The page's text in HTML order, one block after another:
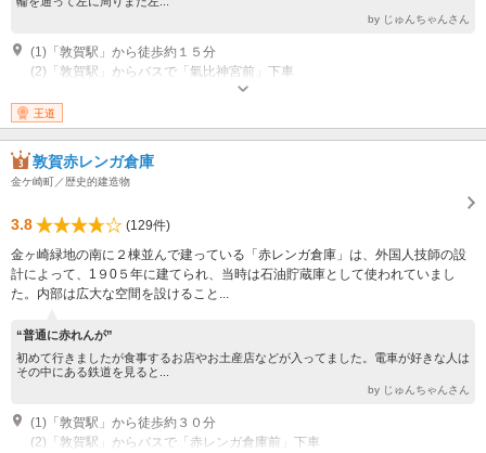
by じゅんちゃんさん
(1)「敦賀駅」から徒歩約１５分
(2)「敦賀駅」からバスで「氣比神宮前」下車
王道
敦賀赤レンガ倉庫
金ケ崎町／歴史的建造物
3.8
(129件)
金ヶ崎緑地の南に２棟並んで建っている「赤レンガ倉庫」は、外国人技師の設
計によって、1９0５年に建てられ、当時は石油貯蔵庫として使われていまし
た。内部は広大な空間を設けること...
“普通に赤れんが”
初めて行きましたが食事するお店やお土産店などが入ってました。電車が好きな人は
その中にある鉄道を見ると...
by じゅんちゃんさん
(1)「敦賀駅」から徒歩約３０分
(2)「敦賀駅」からバスで「赤レンガ倉庫前」下車